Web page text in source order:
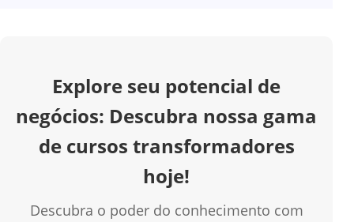
o
Explore seu potencial de
negócios: Descubra nossa gama
de cursos transformadores
hoje!
Descubra o poder do conhecimento com